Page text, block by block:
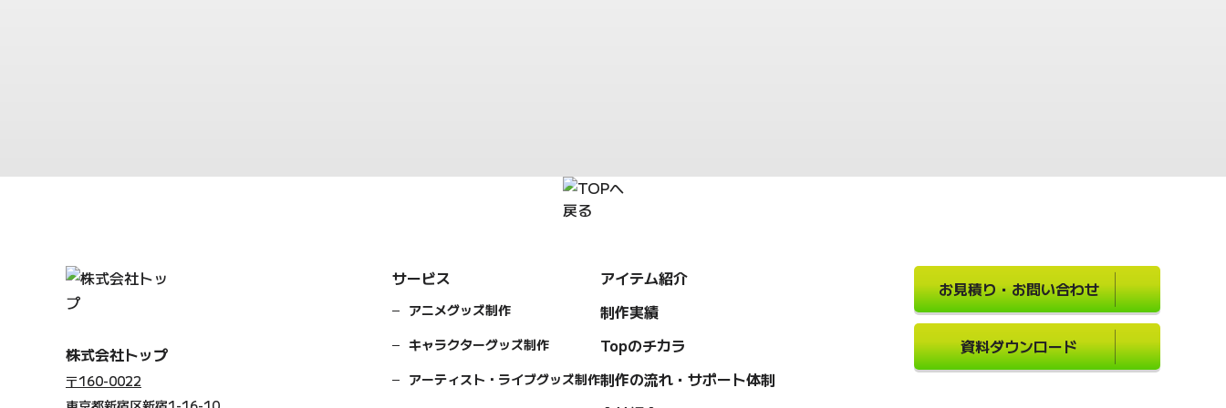
株式会社トップ
〒160-0022
サービス
アニメグッズ制作
キャラクターグッズ制作
アーティスト・ライブグッズ制作
アイテム紹介
制作実績
Topのチカラ
制作の流れ・サポート体制
お見積り・お問い合わせ
資料ダウンロード